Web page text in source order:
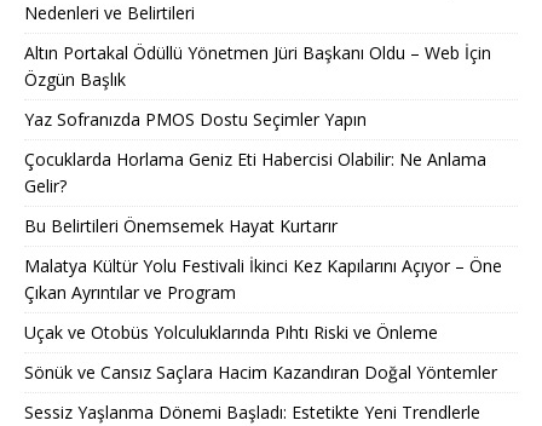
Nedenleri ve Belirtileri
Altın Portakal Ödüllü Yönetmen Jüri Başkanı Oldu – Web İçin
Özgün Başlık
Yaz Sofranızda PMOS Dostu Seçimler Yapın
Çocuklarda Horlama Geniz Eti Habercisi Olabilir: Ne Anlama
Gelir?
Bu Belirtileri Önemsemek Hayat Kurtarır
Malatya Kültür Yolu Festivali İkinci Kez Kapılarını Açıyor – Öne
Çıkan Ayrıntılar ve Program
Uçak ve Otobüs Yolculuklarında Pıhtı Riski ve Önleme
Sönük ve Cansız Saçlara Hacim Kazandıran Doğal Yöntemler
Sessiz Yaşlanma Dönemi Başladı: Estetikte Yeni Trendlerle